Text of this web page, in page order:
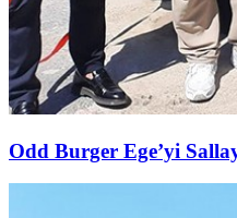
Odd Burger Ege’yi